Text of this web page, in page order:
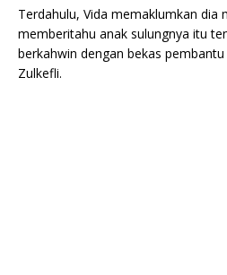
Terdahulu, Vida memaklumkan dia
memberitahu anak sulungnya itu
berkahwin dengan bekas
Zulkefli.